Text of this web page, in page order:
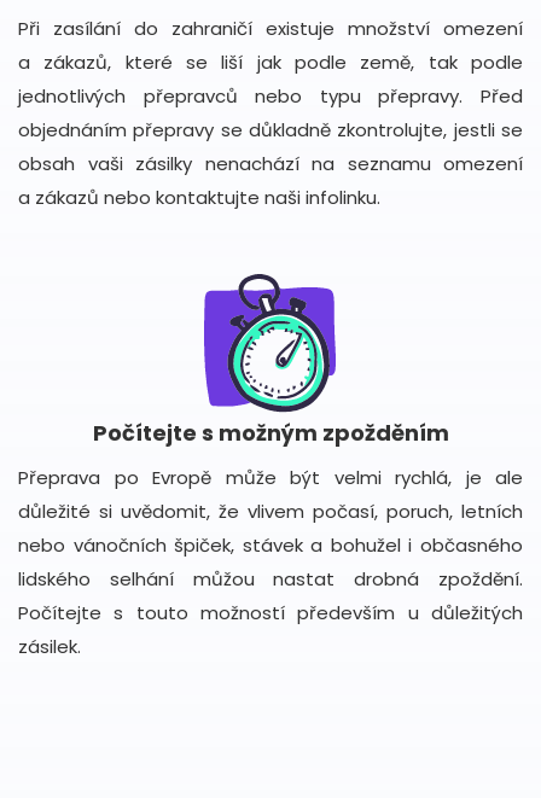
Při zasílání do zahraničí existuje množství omezení
a zákazů, které se liší jak podle země, tak podle
jednotlivých přepravců nebo typu přepravy. Před
objednáním přepravy se důkladně zkontrolujte, jestli se
obsah vaši zásilky nenachází na seznamu omezení
a zákazů nebo kontaktujte naši infolinku.
Počítejte s možným zpožděním
Přeprava po Evropě může být velmi rychlá, je ale
důležité si uvědomit, že vlivem počasí, poruch, letních
nebo vánočních špiček, stávek a bohužel i občasného
lidského selhání můžou nastat drobná zpoždění.
Počítejte s touto možností především u důležitých
zásilek.